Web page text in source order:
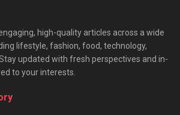
high-quality articles across a wide
lifestyle, fashion, food, technology,
updated with fresh perspectives and in-
to your interests.